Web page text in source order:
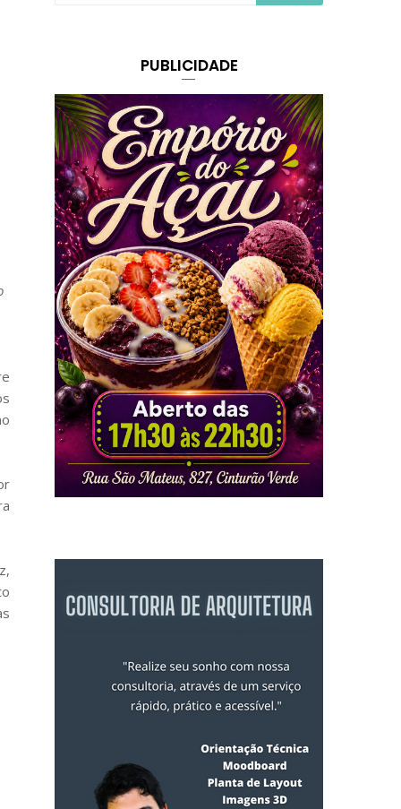
PUBLICIDADE